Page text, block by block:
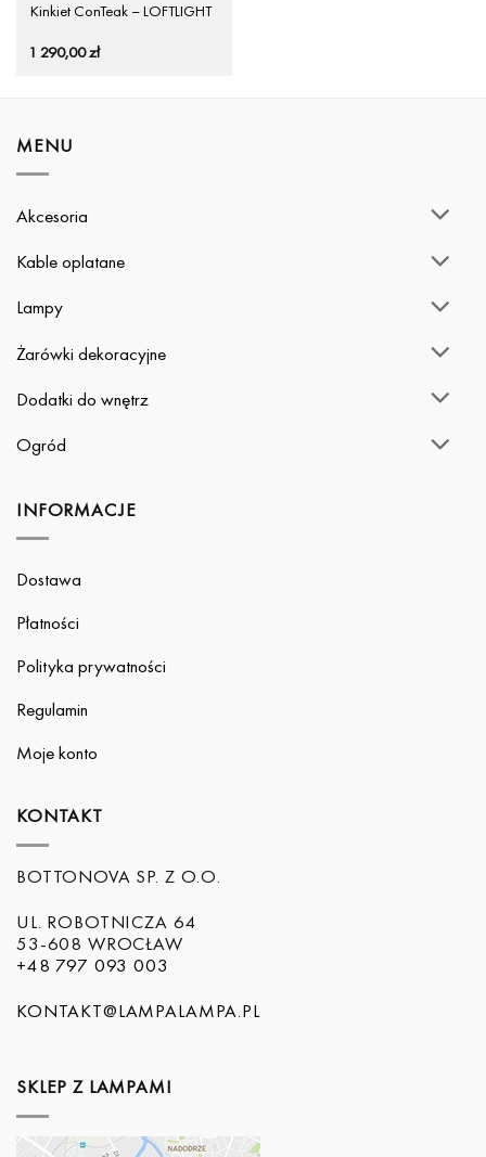
Kinkiet ConTeak – LOFTLIGHT
1 290,00zł
MENU
Akcesoria
Kable oplatane
Lampy
Żarówki dekoracyjne
Dodatki do wnętrz
Ogród
INFORMACJE
Dostawa
Płatności
Polityka prywatności
Regulamin
Moje konto
KONTAKT
BOTTONOVA SP. Z O.O.
UL. ROBOTNICZA 64
53-608 WROCŁAW
+48 797 093 003
KONTAKT@LAMPALAMPA.PL
SKLEP Z LAMPAMI